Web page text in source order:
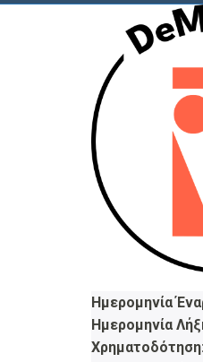
Ημερομηνία
Ημερομηνία
Χρηματοδότηση: